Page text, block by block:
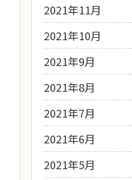
2021年11月
2021年10月
2021年9月
2021年8月
2021年7月
2021年6月
2021年5月